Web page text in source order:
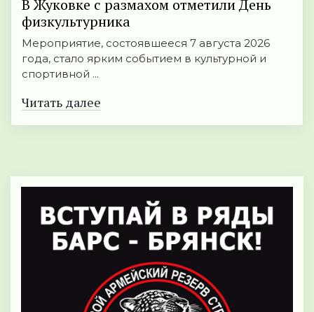
В Жуковке с размахом отметили День
физкультурника
Мероприятие, состоявшееся 7 августа 2026
года, стало ярким событием в культурной и
спортивной ...
Читать далее